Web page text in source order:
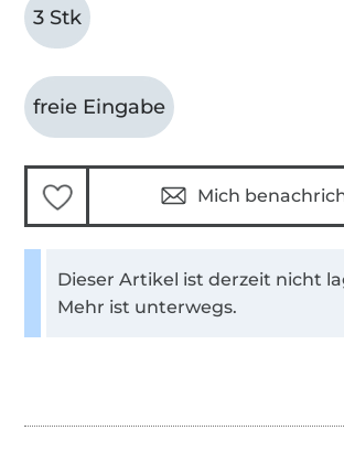
3 Stk
freie Eingabe
Mich
Dieser Artikel ist derzeit nicht
Mehr ist unterwegs.